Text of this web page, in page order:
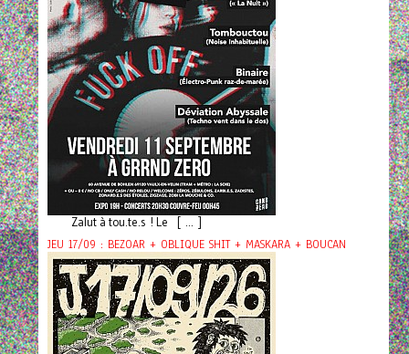
Zalut à tou.te.s ! Le [ ... ]
JEU 17/09 : BEZOAR + OBLIQUE SHIT + MASKARA + BOUCAN